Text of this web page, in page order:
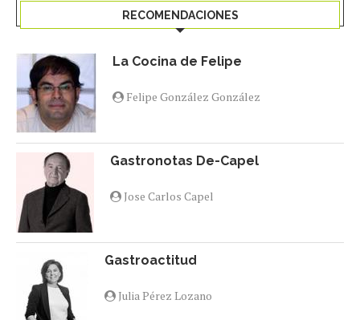
RECOMENDACIONES
La Cocina de Felipe
Felipe González González
Gastronotas De-Capel
Jose Carlos Capel
Gastroactitud
Julia Pérez Lozano